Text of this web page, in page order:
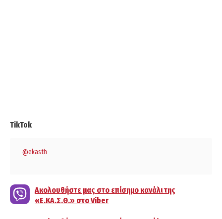
TikTok
@ekasth
Ακολουθήστε μας στο επίσημο κανάλι της
«Ε.ΚΑ.Σ.Θ.» στο Viber